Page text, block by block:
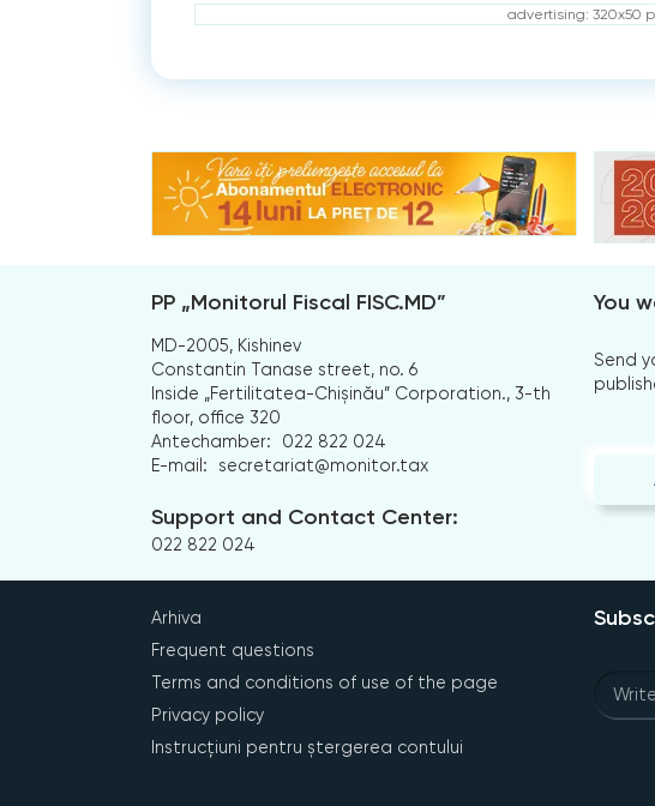
advertising: 320x50
PP „Monitorul Fiscal FISC.MD”
MD-2005, Kishinev
Constantin Tanase street, no. 6
Inside „Fertilitatea-Chișinău” Corporation., 3-th
floor, office 320
Antechamber:
022 822 024
E-mail:
secretariat@monitor.tax
Support and Contact Center:
022 822 024
You
Send
Arhiva
Frequent questions
Terms and conditions of use of the page
Privacy policy
Instrucțiuni pentru ștergerea contului